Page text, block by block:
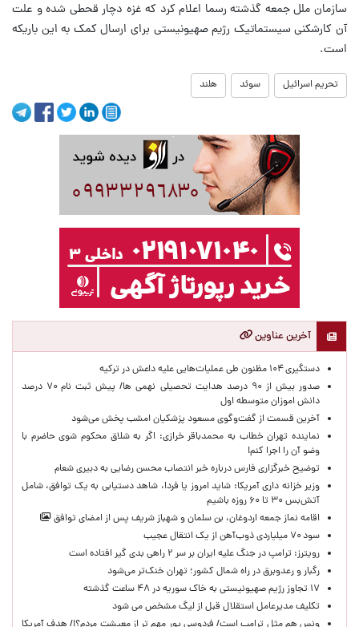
سازمان ملل جمعه گذشته رسما اعلام کرد که غزه دچار قحطی شده و علت
آن کارشکنی سیستماتیک رژیم صهیونیستی برای ارسال کمک به این باریکه
است.
تحریم اسرائیل سوئد هلند
آخرین عناوین
دستگیری ۱۰۴ مظنون طی عملیات‌هایی علیه داعش در ترکیه
صدور بیش از ۹۰ درصد هدایت تحصیلی نهمی ها/ پیش ثبت نام ۷۰ درصد
دانش اموزان متوسطه اول
آخرین قسمت از گفت‌وگوی مسعود پزشکیان امشب پخش می‌شود
نماینده تهران خطاب به محمدباقر خرازی: اگر به شلاق محکوم شوی حاضرم با
وضو آن را اجرا کنم!
توضیح خبرگزاری فارس درباره خبر انتصاب محسن رضایی به دبیری شعام
وزیر خزانه داری آمریکا: شاید امروز یا فردا، شاهد دستیابی به یک توافق، شامل
آتش‌بس ۳۰ تا ۶۰ روزه باشیم
اقامه نماز جمعه اردوغان، بن ‌سلمان و شهباز شریف پس از امضای توافق
سود ۷۰ میلیاردی ذوب‌آهن از یک انتقال عجیب
رویترز: ترامپ در جنگ علیه ایران بر سر ۲ راهی بدی گیر افتاده است
رگبار و رعدوبرق در راه شمال کشور؛ تهران خنک‌تر می‌شود
۱۷ تجاوز رژیم صهیونیستی به خاک سوریه در ۴۸ ساعت گذشته
تکلیف مدیرعامل استقلال قبل از لیگ مشخص می شود